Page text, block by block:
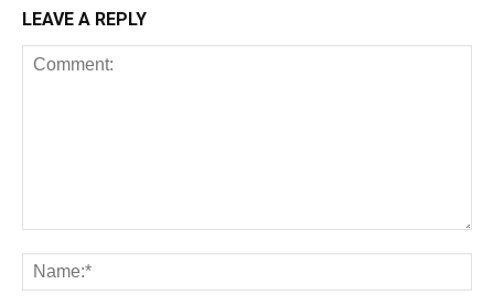
LEAVE A REPLY